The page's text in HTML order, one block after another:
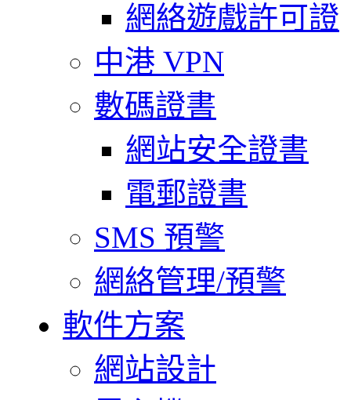
網絡遊戲許可證
中港 VPN
數碼證書
網站安全證書
電郵證書
SMS 預警
網絡管理/預警
軟件方案
網站設計